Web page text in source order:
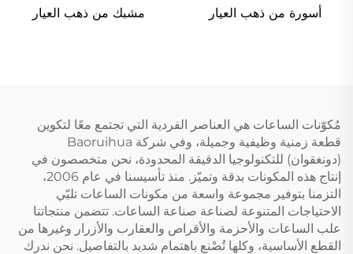
أسورة من ذهب العيار مشبك من ذهب العيار
مُكوّنات الساعات هي العناصر الفردية التي تجتمع معًا لتكوين
قطعة زمنية وظيفية وجميلة، وفي شركة Baoruihua
(دونغقوان) للتكنولوجيا الدقيقة المحدودة، نحن متخصصون في
إنتاج هذه المكونات بدقة وتميّز. منذ تأسيسنا في عام 2006،
التزمنا بتوفير مجموعة واسعة من مكونات الساعات تلبّي
الاحتياجات المتنوعة لصناعة صناعة الساعات. تتضمن منتجاتنا
علب الساعات والأحزمة والأقراص والعقارب والأزرار وغيرها من
القطع الأساسية، وكلها تُصْنع باهتمام شديد بالتفاصيل. نحن ندرك